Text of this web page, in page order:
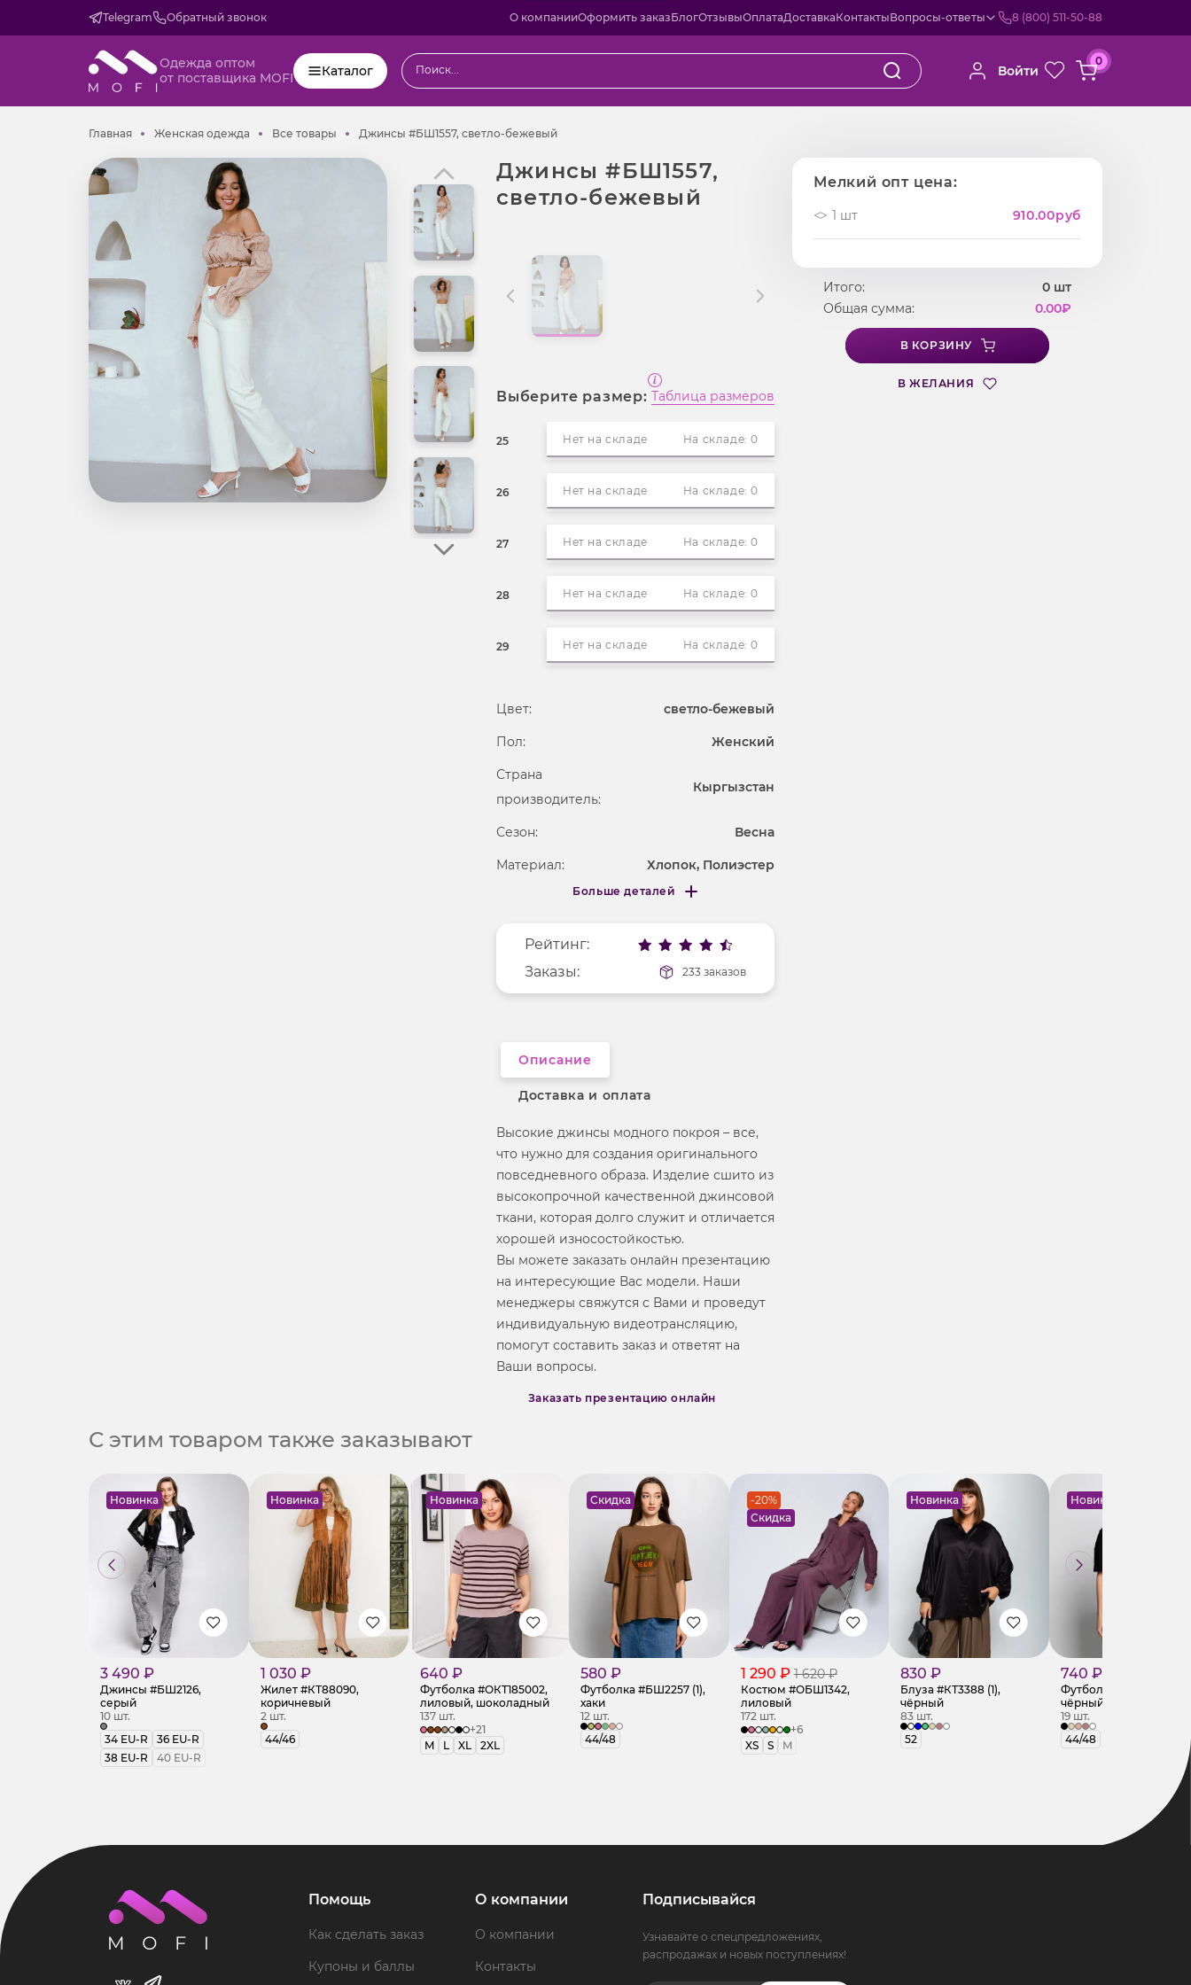
Telegram Обратный звонок О компанииОформить заказБлогОтзывыОплатаДоставкаКонтактыВопросы-ответы 8 (800) 511-50-88
Одежда оптом
от поставщика MOFI
Каталог Войти
0
ГлавнаяГлавнаяЖенская одежда Женская одежда
Все товары Все товары
Джинсы #БШ1557, светло-бежевыйДжинсы #БШ1557, светло-бежевый
Джинсы #БШ1557,
светло-бежевый
Выберите размер: Таблица размеров
25 Нет на складе На складе: 0
26 Нет на складе На складе: 0
27 Нет на складе На складе: 0
28 Нет на складе На складе: 0
29 Нет на складе На складе: 0
Цвет: светло-бежевый
Пол: Женский
Страна
производитель:
Кыргызстан
Сезон: Весна
Материал:
Хлопок, Полиэстер
Фактура материала
Рисунок
Больше деталей
Меньше деталей
Рейтинг:
Заказы:
233 заказов
Описание
Доставка и оплата
Высокие джинсы модного покроя – все,
что нужно для создания оригинального
повседневного образа. Изделие сшито из
высокопрочной качественной джинсовой
ткани, которая долго служит и отличается
хорошей износостойкостью.
Вы можете заказать онлайн презентацию
на интересующие Вас модели. Наши
менеджеры свяжутся с Вами и проведут
индивидуальную видеотрансляцию,
помогут составить заказ и ответят на
Ваши вопросы.
Заказать презентацию онлайн
Мелкий опт цена:
1 шт 910.00руб
Итого: 0 шт
Общая сумма:
0.00₽
В КОРЗИНУ
В ЖЕЛАНИЯ
С этим товаром также заказывают
Новинка
3 490 ₽
Джинсы #БШ2126,
серый
10 шт.
34 EU-R
36 EU-R
38 EU-R
40 EU-R
Новинка
1 030 ₽
Жилет #КТ88090,
коричневый
2 шт.
44/46
Новинка
640 ₽
Футболка #ОКТ185002,
лиловый, шоколадный
137 шт.
+21
M
L XL 2XL
Скидка
580 ₽
Футболка #БШ2257 (1),
хаки
12 шт.
44/48
-20%
Скидка
1 290 ₽ 1 620 ₽
Костюм #ОБШ1342,
лиловый
172 шт.
+6
XS
S M
Новинка
830 ₽
Блуза #КТ3388 (1),
чёрный
83 шт.
52
Новинка
740 ₽
Футболка #КТ002258,
чёрный
19 шт.
44/48
Помощь
Как сделать заказ
Купоны и баллы
О компании
О компании
Контакты
Подписывайся
Узнавайте о спецпредложениях,
распродажах и новых поступлениях!